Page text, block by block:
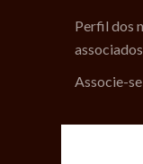
Perfil dos
associados
Associe-